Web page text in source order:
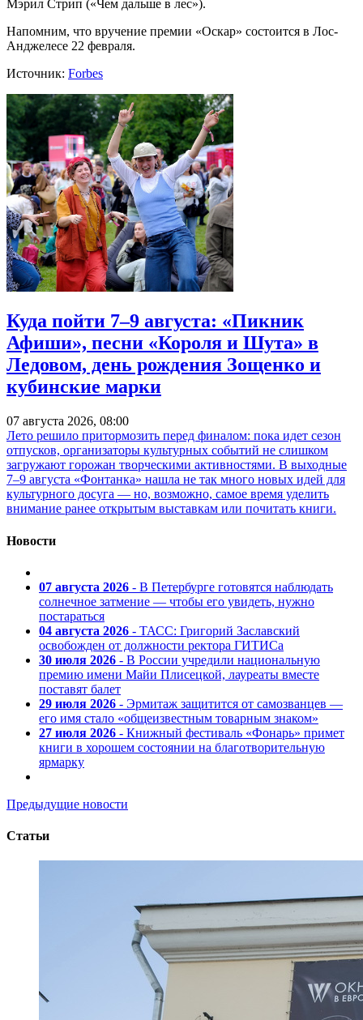
Мэрил Стрип («Чем дальше в лес»).
Напомним, что вручение премии «Оскар» состоится в Лос-
Анджелесе 22 февраля.
Источник: Forbes
Куда пойти 7–9 августа: «Пикник
Афиши», песни «Короля и Шута» в
Ледовом, день рождения Зощенко и
кубинские марки
07 августа 2026, 08:00
Лето решило притормозить перед финалом: пока идет сезон
отпусков, организаторы культурных событий не слишком
загружают горожан творческими активностями. В выходные
7–9 августа «Фонтанка» нашла не так много новых идей для
культурного досуга — но, возможно, самое время уделить
внимание ранее открытым выставкам или почитать книги.
Новости
07 августа 2026 - В Петербурге готовятся наблюдать
солнечное затмение — чтобы его увидеть, нужно
постараться
04 августа 2026 - ТАСС: Григорий Заславский
освобожден от должности ректора ГИТИСа
30 июля 2026 - В России учредили национальную
премию имени Майи Плисецкой, лауреаты вместе
поставят балет
29 июля 2026 - Эрмитаж защитится от самозванцев —
его имя стало «общеизвестным товарным знаком»
27 июля 2026 - Книжный фестиваль «Фонарь» примет
книги в хорошем состоянии на благотворительную
ярмарку
Предыдущие новости
Статьи